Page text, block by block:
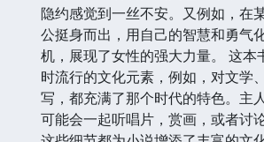
隐约感觉到一丝不安。又例如，在
公挺身而出，用自己的智慧和勇气
机，展现了女性的强大力量。 这本
时流行的文化元素，例如，对文学
写，都充满了那个时代的特色。主
可能会一起听唱片，赏画，或者讨